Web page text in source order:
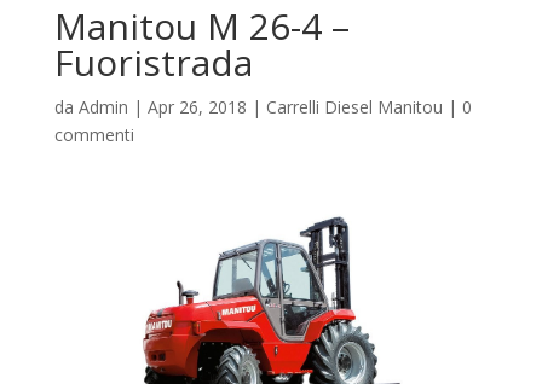
Manitou M 26-4 –
Fuoristrada
da Admin | Apr 26, 2018 | Carrelli Diesel Manitou | 0
commenti